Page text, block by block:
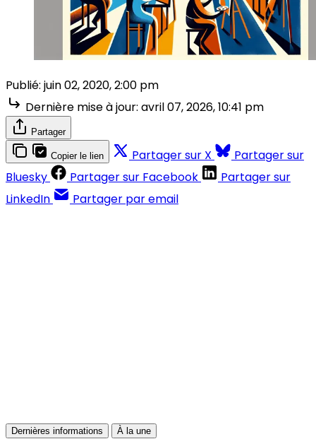
Publié: juin 02, 2020, 2:00 pm
Dernière mise à jour: avril 07, 2026, 10:41 pm
Partager
Copier le lien Partager sur X
Partager sur
Bluesky
Partager sur Facebook
Partager sur
LinkedIn
Partager par email
Dernières informations À la une